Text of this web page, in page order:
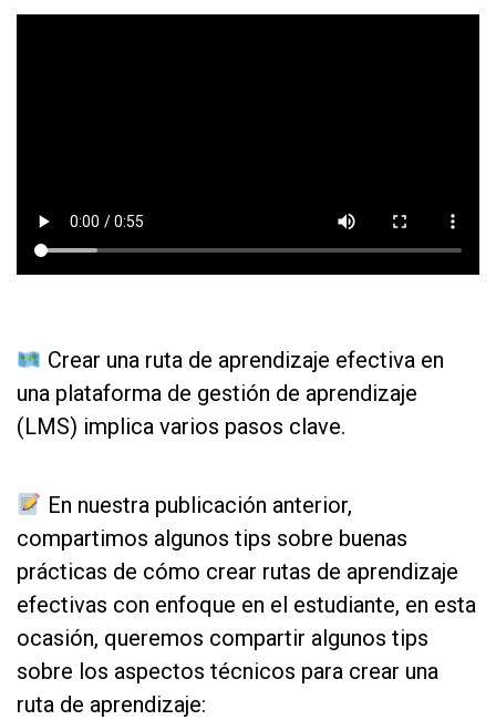
Crear una ruta de aprendizaje efectiva en
una plataforma de gestión de aprendizaje
(LMS) implica varios pasos clave.
En nuestra publicación anterior,
compartimos algunos tips sobre buenas
prácticas de cómo crear rutas de aprendizaje
efectivas con enfoque en el estudiante, en esta
ocasión, queremos compartir algunos tips
sobre los aspectos técnicos para crear una
ruta de aprendizaje: